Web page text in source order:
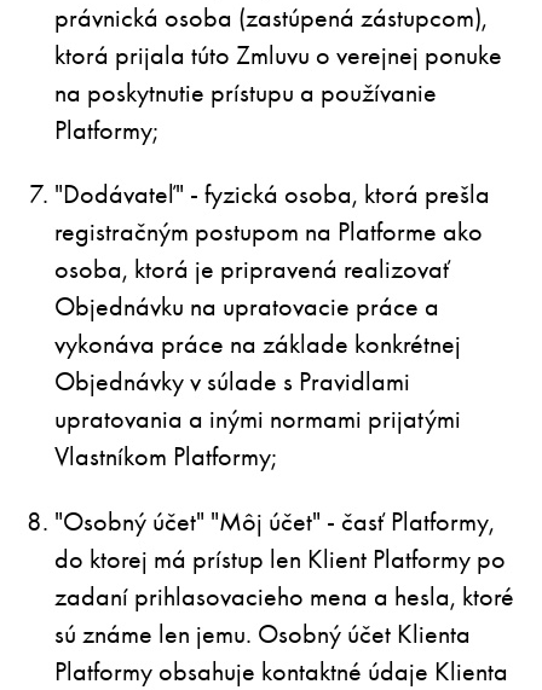
právnická osoba (zastúpená zástupcom),
ktorá prijala túto Zmluvu o verejnej ponuke
na poskytnutie prístupu a používanie
Platformy;
"Dodávateľ" - fyzická osoba, ktorá prešla
registračným postupom na Platforme ako
osoba, ktorá je pripravená realizovať
Objednávku na upratovacie práce a
vykonáva práce na základe konkrétnej
Objednávky v súlade s Pravidlami
upratovania a inými normami prijatými
Vlastníkom Platformy;
"Osobný účet" "Môj účet" - časť Platformy,
do ktorej má prístup len Klient Platformy po
zadaní prihlasovacieho mena a hesla, ktoré
sú známe len jemu. Osobný účet Klienta
Platformy obsahuje kontaktné údaje Klienta